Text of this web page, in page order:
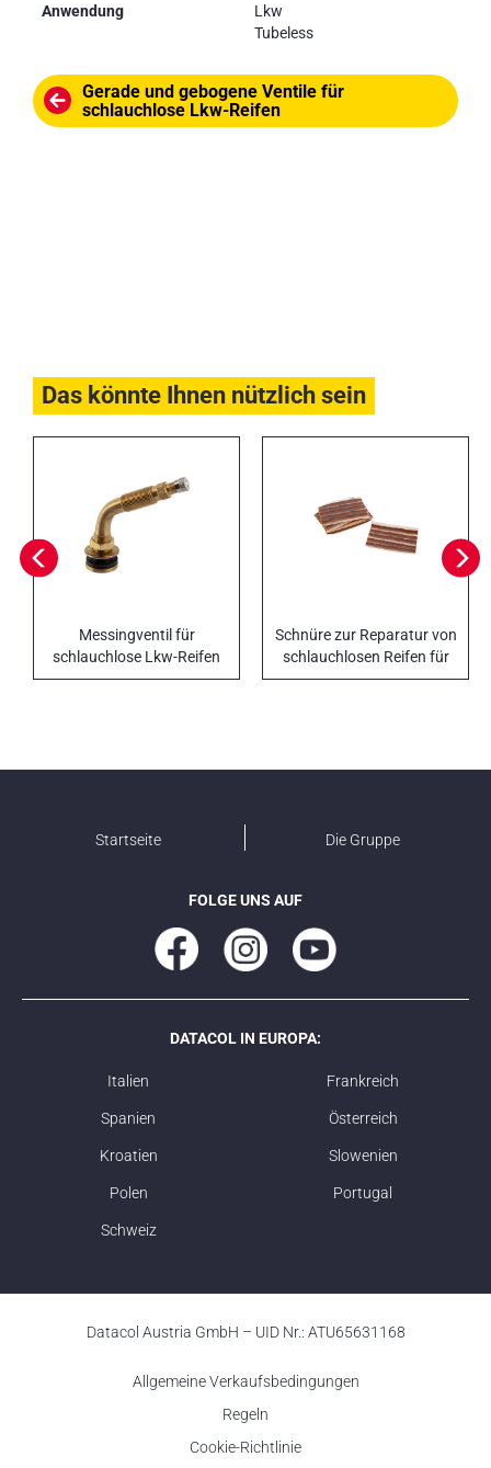
Anwendung
Lkw
Tubeless
Gerade und gebogene Ventile für
schlauchlose Lkw-Reifen
Das könnte Ihnen nützlich sein
Messingventil für
schlauchlose Lkw-Reifen
Schnüre zur Reparatur von
schlauchlosen Reifen für
Autos und LKWs
Startseite Die Gruppe
FOLGE UNS AUF
DATACOL IN EUROPA:
Italien Frankreich
Spanien Österreich
Kroatien Slowenien
Polen Portugal
Schweiz
Datacol Austria GmbH – UID Nr.: ATU65631168
Allgemeine Verkaufsbedingungen
Regeln
Cookie-Richtlinie